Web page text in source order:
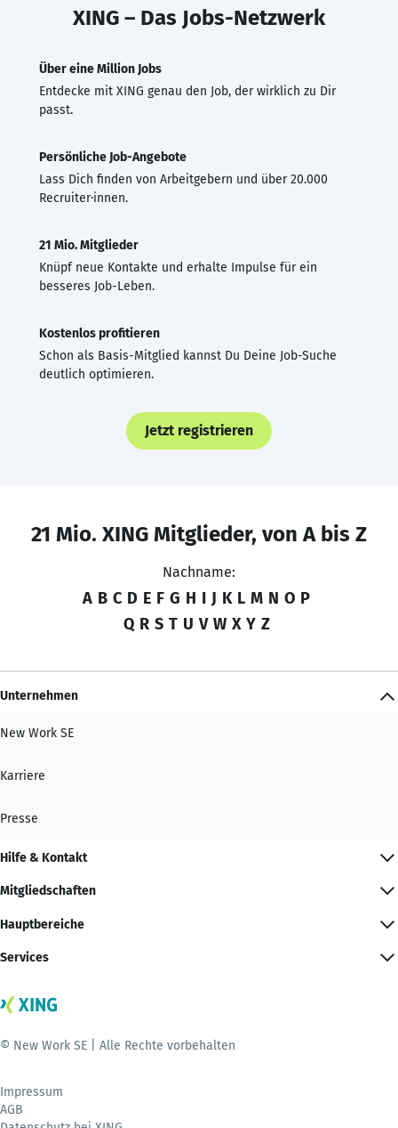
XING – Das Jobs-Netzwerk
Über eine Million Jobs
Entdecke mit XING genau den Job, der wirklich zu Dir
passt.
Persönliche Job-Angebote
Lass Dich finden von Arbeitgebern und über 20.000
Recruiter·innen.
21 Mio. Mitglieder
Knüpf neue Kontakte und erhalte Impulse für ein
besseres Job-Leben.
Kostenlos profitieren
Schon als Basis-Mitglied kannst Du Deine Job-Suche
deutlich optimieren.
Jetzt registrieren
21 Mio. XING Mitglieder, von A bis Z
Nachname:
A B C D E F G H I J K L M N O P
Q R S T U V W X Y Z
Unternehmen
New Work SE
Karriere
Presse
Hilfe & Kontakt
Mitgliedschaften
Hauptbereiche
Services
© New Work SE | Alle Rechte vorbehalten
Impressum
AGB